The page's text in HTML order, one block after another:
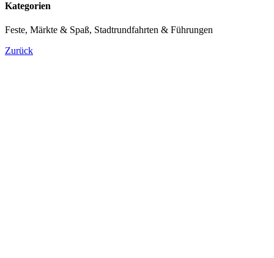
Kategorien
Feste, Märkte & Spaß, Stadtrundfahrten & Führungen
Zurück